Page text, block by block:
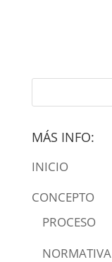
MÁS INFO:
INICIO
CONCEPTO
PROCESO
NORMATIVA